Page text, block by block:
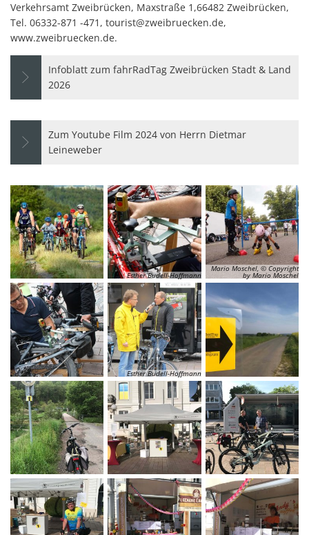
Verkehrsamt Zweibrücken, Maxstraße 1,66482 Zweibrücken,
Tel. 06332-871 -471, tourist@zweibruecken.de,
www.zweibruecken.de.
Infoblatt zum fahrRadTag Zweibrücken Stadt & Land
2026
Zum Youtube Film 2024 von Herrn Dietmar
Leineweber
Esther Budell-Hoffmann
Mario Moschel, © Copyright
by Mario Moschel
Esther Budell-Hoffmann